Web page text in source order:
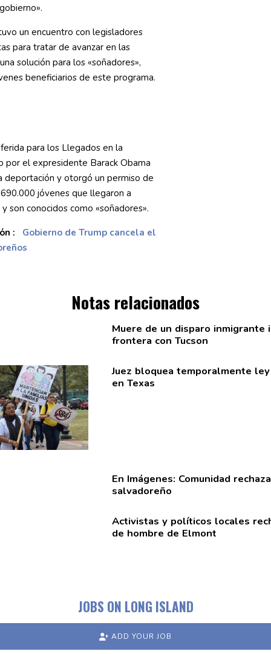
un encuentro con legisladores
para tratar de avanzar en las
solución para los «soñadores»,
beneficiarios de este programa.
para los Llegados en la
por el expresidente Barack Obama
y otorgó un permiso de
jóvenes que llegaron a
son conocidos como «soñadores».
:
Gobierno de Trump cancela el
Notas relacionados
Muere de un disparo inmigrante
frontera con Tucson
Juez bloquea temporalmente
en Texas
En Imágenes: Comunidad
salvadoreño
Activistas y políticos locales
de hombre de Elmont
JOBS ON LONG ISLAND
ADD YOUR JOB